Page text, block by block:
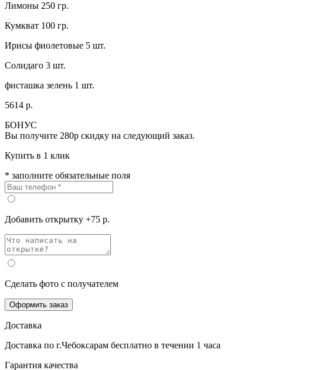
Лимоны 250 гр.
Кумкват 100 гр.
Ирисы фиолетовые 5 шт.
Солидаго 3 шт.
фисташка зелень 1 шт.
5614 р.
БОНУС
Вы получите 280р скидку на следующий заказ.
Купить в 1 клик
* заполните обязательные поля
Добавить открытку +75 р.
Сделать фото с получателем
Оформить заказ
Доставка
Доставка по г.Чебоксарам бесплатно в течении 1 часа
Гарантия качества